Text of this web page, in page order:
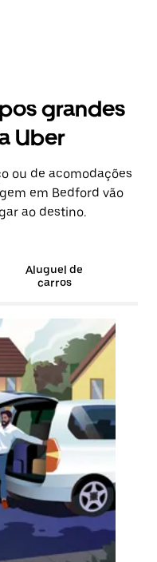
grandes
Uber
ou de acomodações
em Bedford vão
ao destino.
Aluguel de
carros